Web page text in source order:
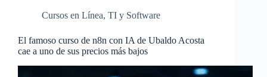
Cursos en Línea, TI y Software
El famoso curso de n8n con IA de Ubaldo Acosta
cae a uno de sus precios más bajos